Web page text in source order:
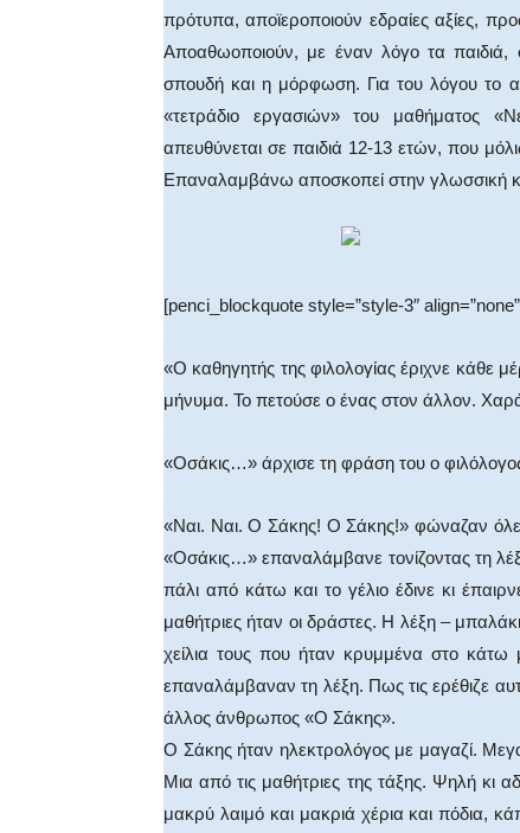
πρότυπα, αποϊεροποιούν εδραίες αξίες,
Αποαθωοποιούν, με έναν λόγο τα παιδιά,
σπουδή και η μόρφωση. Για του λόγου το
«τετράδιο εργασιών» του μαθήματος
απευθύνεται σε παιδιά 12-13 ετών, που
Επαναλαμβάνω αποσκοπεί στην γλωσσική
[penci_blockquote style=”style-3″
«Ο καθηγητής της φιλολογίας έριχνε κάθε
μήνυμα. Το πετούσε ο ένας στον άλλον.
«Οσάκις…» άρχισε τη φράση του ο
«Ναι. Ναι. Ο Σάκης! Ο Σάκης!» φώναζαν όλες
«Οσάκις…» επαναλάμβανε τονίζοντας τη
πάλι από κάτω και το γέλιο έδινε κι
μαθήτριες ήταν οι δράστες. Η λέξη –
χείλια τους που ήταν κρυμμένα στο
επαναλάμβαναν τη λέξη. Πως τις ερέθιζε
άλλος άνθρωπος «Ο Σάκης».
Ο Σάκης ήταν ηλεκτρολόγος με μαγαζί.
Μια από τις μαθήτριες της τάξης. Ψηλή κι
μακρύ λαιμό και μακριά χέρια και πόδια,